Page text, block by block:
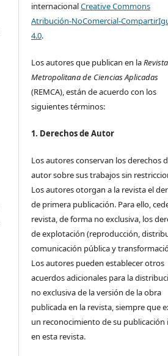
internacionalCreative Commons
Atribución-NoComercial-
4.0.
Los autores que publican en laRevista
Metropolitana de Ciencias Aplicadas
(REMCA), están de acuerdo con los
siguientes términos:
1. Derechos de Autor
Los autores conservan los derechos
autor sobre sus trabajos sin
Los autores otorgan a la revista el
de primera publicación. Para ello,
revista, de forma no exclusiva, los
de explotación (reproducción,
comunicación pública y
Los autores pueden establecer otros
acuerdos adicionales para la
no exclusiva de la versión de la obra
publicada en la revista, siempre que
un reconocimiento de su publicación
en esta revista.